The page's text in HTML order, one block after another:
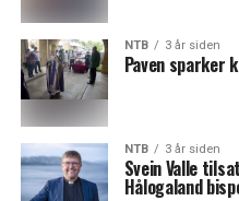
NTB 3 år siden
Paven sparker
NTB 3 år siden
Svein Valle
Hålogaland